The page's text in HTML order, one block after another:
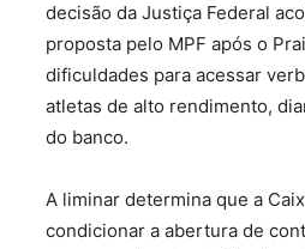
decisão da Justiça Federal
proposta pelo MPF após o
dificuldades para acessar
atletas de alto rendimento,
do banco.
A liminar determina que a
condicionar a abertura de